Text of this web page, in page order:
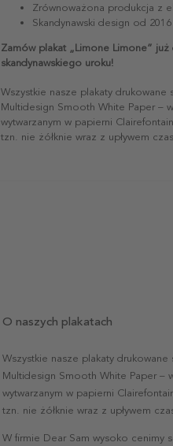
Zrównoważona produkcja z
Skandynawski design od 2016
Zamów plakat „Limone Limone”
skandynawskiego uroku!
Wszystkie nasze plakaty
Multidesign Smooth White Paper –
wytwarzanym w papierni
tzn. nie żółknie wraz z upływem
O naszych plakatach
Wszystkie nasze plakaty
Multidesign Smooth White Paper –
wytwarzanym w papierni
tzn. nie żółknie wraz z upływem
W firmie Dear Sam wysoko cenimy